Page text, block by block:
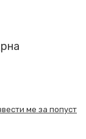
ме за попуст